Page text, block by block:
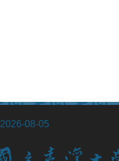
2026-08-05